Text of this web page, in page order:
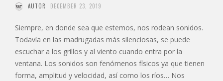
AUTOR DECEMBER 23, 2019
Siempre, en donde sea que estemos, nos rodean sonidos.
Todavía en las madrugadas más silenciosas, se puede
escuchar a los grillos y al viento cuando entra por la
ventana. Los sonidos son fenómenos físicos ya que tienen
forma, amplitud y velocidad, así como los ríos… Nos